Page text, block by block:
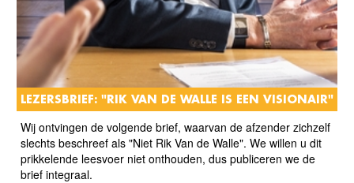
LEZERSBRIEF: "RIK VAN DE WALLE IS EEN VISIONAIR"
Wij ontvingen de volgende brief, waarvan de afzender zichzelf
slechts beschreef als "Niet Rik Van de Walle". We willen u dit
prikkelende leesvoer niet onthouden, dus publiceren we de
brief integraal.